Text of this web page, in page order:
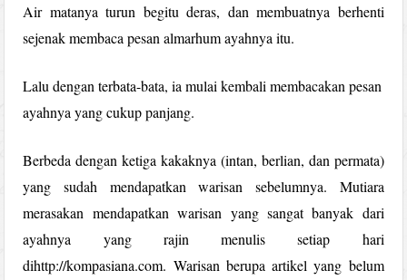
Air matanya turun begitu deras, dan membuatnya berhenti
sejenak membaca pesan almarhum ayahnya itu.
Lalu dengan terbata-bata, ia mulai kembali membacakan pesan
ayahnya yang cukup panjang.
Berbeda dengan ketiga kakaknya (intan, berlian, dan permata)
yang sudah mendapatkan warisan sebelumnya. Mutiara
merasakan mendapatkan warisan yang sangat banyak dari
ayahnya yang rajin menulis setiap hari
dihttp://kompasiana.com. Warisan berupa artikel yang belum